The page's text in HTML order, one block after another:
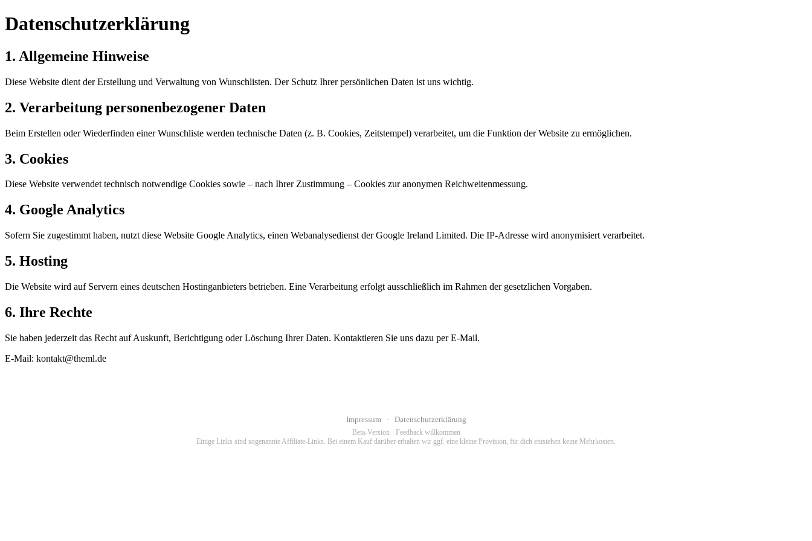
Datenschutzerklärung
1. Allgemeine Hinweise
Diese Website dient der Erstellung und Verwaltung von Wunschlisten. Der Schutz Ihrer persönlichen Daten ist uns wichtig.
2. Verarbeitung personenbezogener Daten
Beim Erstellen oder Wiederfinden einer Wunschliste werden technische Daten (z. B. Cookies, Zeitstempel) verarbeitet, um die Funktion der Website zu ermöglichen.
3. Cookies
Diese Website verwendet technisch notwendige Cookies sowie – nach Ihrer Zustimmung – Cookies zur anonymen Reichweitenmessung.
4. Google Analytics
Sofern Sie zugestimmt haben, nutzt diese Website Google Analytics, einen Webanalysedienst der Google Ireland Limited. Die IP-Adresse wird anonymisiert verarbeitet.
5. Hosting
Die Website wird auf Servern eines deutschen Hostinganbieters betrieben. Eine Verarbeitung erfolgt ausschließlich im Rahmen der gesetzlichen Vorgaben.
6. Ihre Rechte
Sie haben jederzeit das Recht auf Auskunft, Berichtigung oder Löschung Ihrer Daten. Kontaktieren Sie uns dazu per E-Mail.
E-Mail: kontakt@theml.de
Impressum · Datenschutzerklärung
Beta-Version · Feedback willkommen
Einige Links sind sogenannte Affiliate-Links. Bei einem Kauf darüber erhalten wir ggf. eine kleine Provision, für dich entstehen keine Mehrkosten.